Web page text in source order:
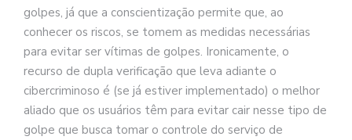
golpes, já que a conscientização permite que, ao
conhecer os riscos, se tomem as medidas necessárias
para evitar ser vítimas de golpes. Ironicamente, o
recurso de dupla verificação que leva adiante o
cibercriminoso é (se já estiver implementado) o melhor
aliado que os usuários têm para evitar cair nesse tipo de
golpe que busca tomar o controle do serviço de